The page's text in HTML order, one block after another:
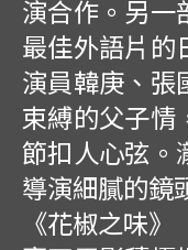
演合作。另一
最佳外語片的
演員韓庚、張
束縛的父子情
節扣人心弦。
導演細膩的鏡
《花椒之味》